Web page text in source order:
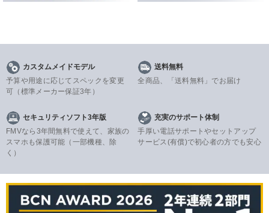
カスタムメイドモデル
予算や用途に応じてスペックを変更
可 （標準メーカー保証3年）
送料無料
全商品、「送料無料」でお届け
セキュリティソフト3年版
FMVなら3年間無料で使えて、家族の
スマホも保護可能（一部機種、除
く）
充実のサポート体制
手厚い電話サポートやセットアップ
サービス(有償)で初心者の方でも安心